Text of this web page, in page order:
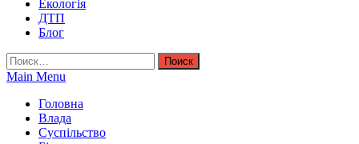
Екологія
ДТП
Блог
Найти:
Main Menu
Головна
Влада
Суспільство